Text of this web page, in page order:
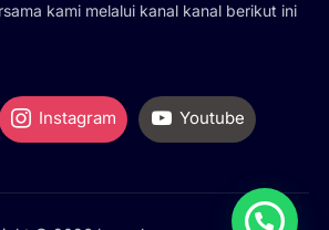
kami melalui kanal kanal berikut ini
Instagram Youtube